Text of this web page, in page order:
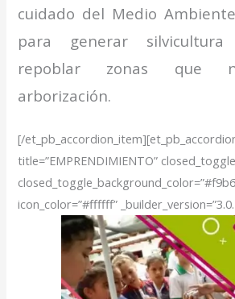
cuidado del Medio
para generar
repoblar zonas que
arborización.
[/
title=”EMPRENDIMIENTO”
icon_color=”#ffffff”